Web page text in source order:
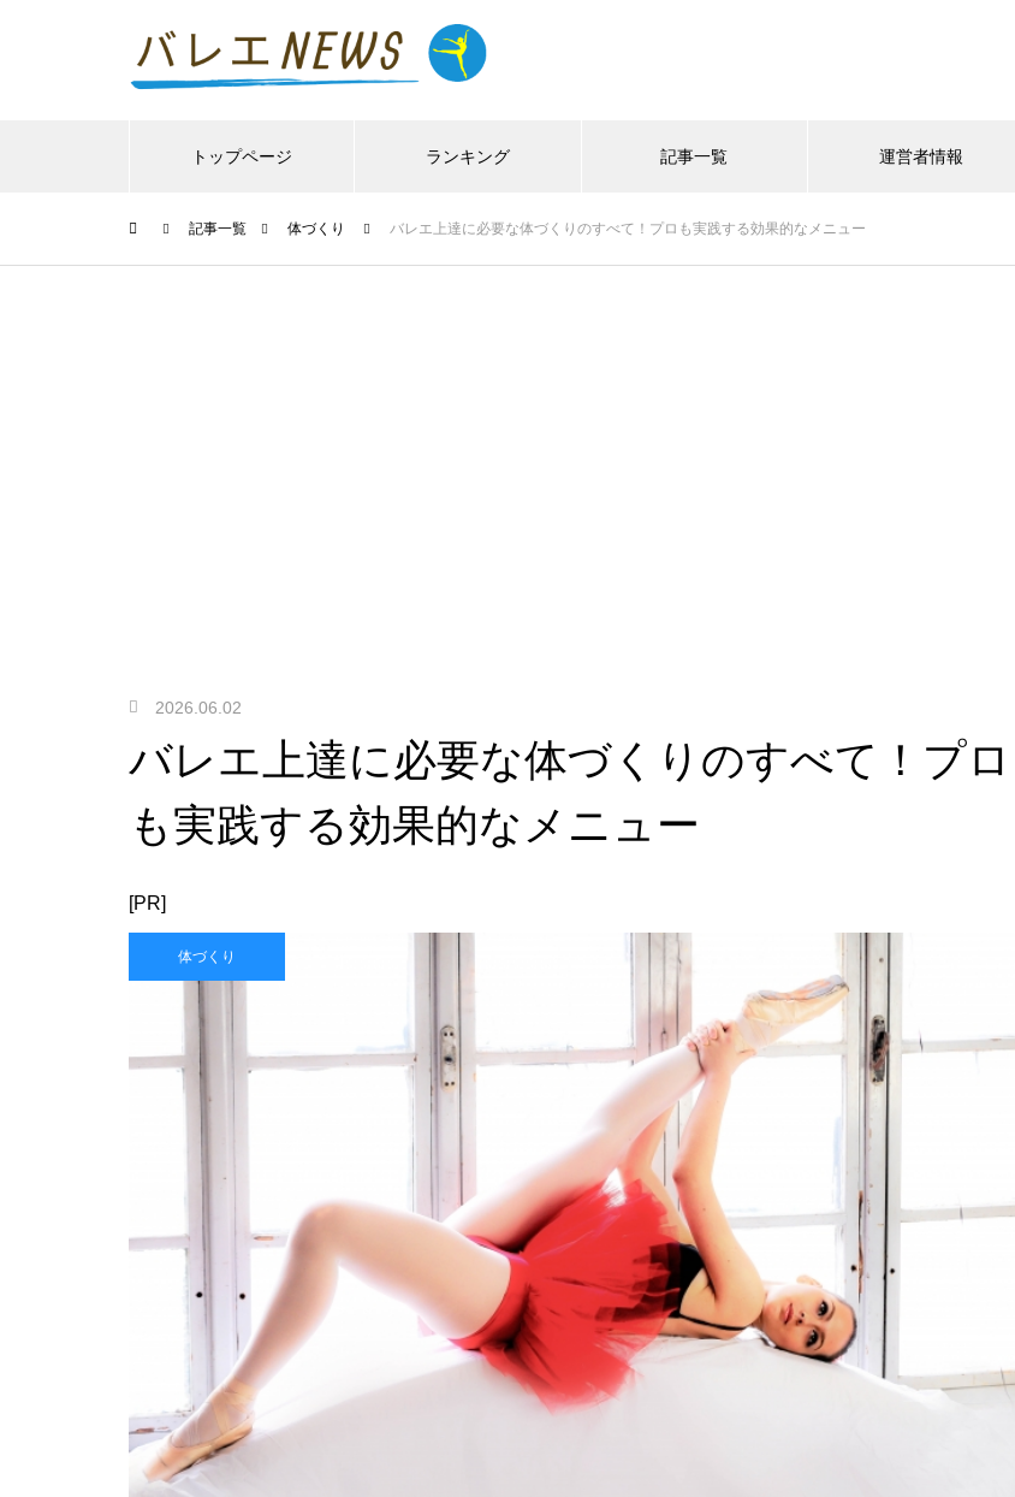
トップページ ランキング 記事一覧 運営者情報
記事一覧 体づくり バレエ上達に必要な体づくりのすべて！プロも実践する効果的なメニュー
2026.06.02
バレエ上達に必要な体づくりのすべて！プロ
も実践する効果的なメニュー
[PR]
体づくり